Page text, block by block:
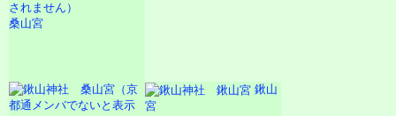
桑山宮
鍬山
宮